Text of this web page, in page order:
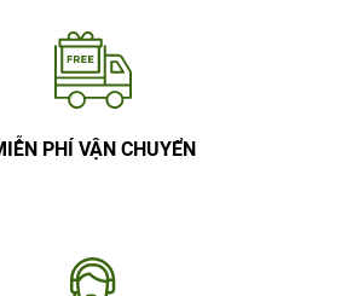
PHÍ VẬN CHUYỂN